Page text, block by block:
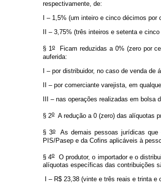
respectivamente, de:
I – 1,5% (um inteiro e cinco décimos
II – 3,75% (três inteiros e setenta e
§ 1oFicam reduzidas a 0% (zero por
auferida:
I – por distribuidor, no caso de venda de
II – por comerciante varejista, em
III – nas operações realizadas em bolsa
§ 2o A redução a 0 (zero) das alíquotas
§ 3oAs demais pessoas jurídicas que
PIS/Pasep e da Cofins aplicáveis à
§ 4oO produtor, o importador e o
alíquotas específicas das contribuições
I – R$ 23,38 (vinte e três reais e trinta